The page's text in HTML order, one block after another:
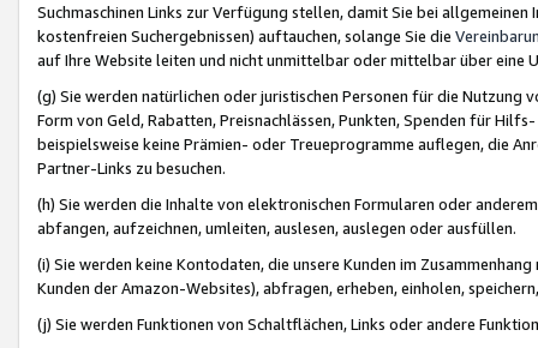
Suchmaschinen Links zur Verfügung stellen, damit Sie bei
kostenfreien Suchergebnissen) auftauchen, solange Sie die
auf Ihre Website leiten und nicht unmittelbar oder mittelbar über eine
(g) Sie werden natürlichen oder juristischen Personen für die Nutzung
Form von Geld, Rabatten, Preisnachlässen, Punkten, Spenden für
beispielsweise keine Prämien- oder Treueprogramme auflegen, die
Partner-Links zu besuchen.
(h) Sie werden die Inhalte von elektronischen Formularen oder
abfangen, aufzeichnen, umleiten, auslesen, auslegen oder ausfüllen.
(i) Sie werden keine Kontodaten, die unsere Kunden im
Kunden der Amazon-Websites), abfragen, erheben, einholen,
(j) Sie werden Funktionen von Schaltflächen, Links oder andere